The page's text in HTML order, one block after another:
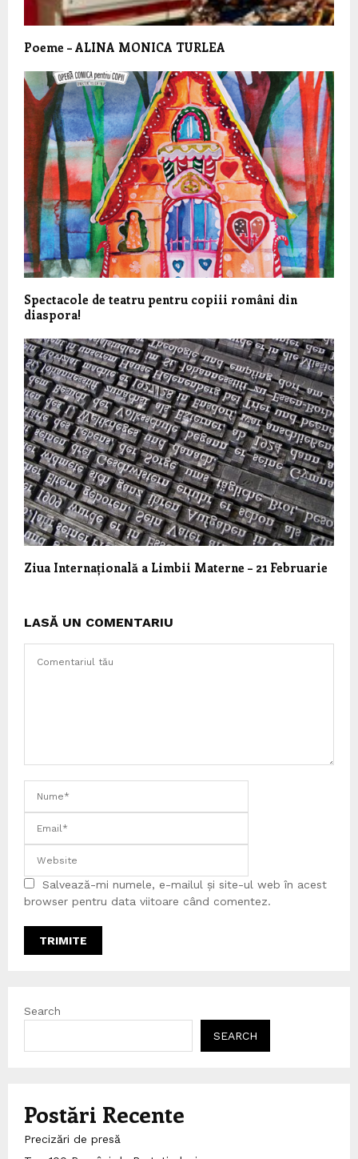
Poeme – ALINA MONICA TURLEA
Spectacole de teatru pentru copiii români din
diaspora!
Ziua Internațională a Limbii Materne – 21 Februarie
LASĂ UN COMENTARIU
Salvează-mi numele, e-mailul și site-ul web în acest
browser pentru data viitoare când comentez.
Search
SEARCH
Postări Recente
Precizări de presă